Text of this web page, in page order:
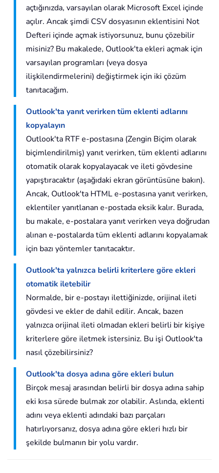
açtığınızda, varsayılan olarak Microsoft Excel içinde
açılır. Ancak şimdi CSV dosyasının eklentisini Not
Defteri içinde açmak istiyorsunuz, bunu çözebilir
misiniz? Bu makalede, Outlook'ta ekleri açmak için
varsayılan programları (veya dosya
ilişkilendirmelerini) değiştirmek için iki çözüm
tanıtacağım.
Outlook'ta yanıt verirken tüm eklenti adlarını
kopyalayın
Outlook'ta RTF e-postasına (Zengin Biçim olarak
biçimlendirilmiş) yanıt verirken, tüm eklenti adlarını
otomatik olarak kopyalayacak ve ileti gövdesine
yapıştıracaktır (aşağıdaki ekran görüntüsüne bakın).
Ancak, Outlook'ta HTML e-postasına yanıt verirken,
eklentiler yanıtlanan e-postada eksik kalır. Burada,
bu makale, e-postalara yanıt verirken veya doğrudan
alınan e-postalarda tüm eklenti adlarını kopyalamak
için bazı yöntemler tanıtacaktır.
Outlook'ta yalnızca belirli kriterlere göre ekleri
otomatik iletebilir
Normalde, bir e-postayı ilettiğinizde, orijinal ileti
gövdesi ve ekler de dahil edilir. Ancak, bazen
yalnızca orijinal ileti olmadan ekleri belirli bir kişiye
kriterlere göre iletmek istersiniz. Bu işi Outlook'ta
nasıl çözebilirsiniz?
Outlook'ta dosya adına göre ekleri bulun
Birçok mesaj arasından belirli bir dosya adına sahip
eki kısa sürede bulmak zor olabilir. Aslında, eklenti
adını veya eklenti adındaki bazı parçaları
hatırlıyorsanız, dosya adına göre ekleri hızlı bir
şekilde bulmanın bir yolu vardır.